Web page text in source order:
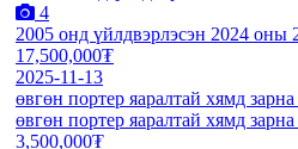
4
2005 онд үйлдвэрлэсэн 2024 оны
17,500,000₮
2025-11-13
өвгөн портер яаралтай хямд
өвгөн портер яаралтай хямд
3,500,000₮